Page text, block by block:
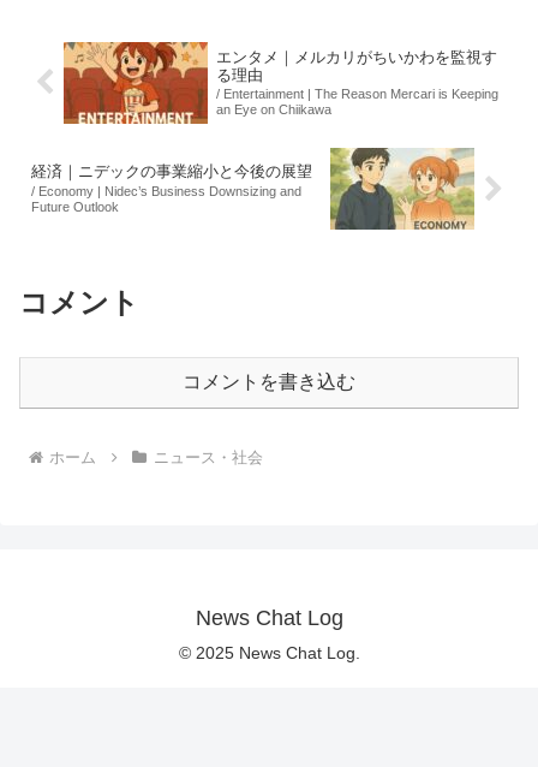
エンタメ｜メルカリがちいかわを監視す
る理由
/ Entertainment | The Reason Mercari is Keeping
an Eye on Chiikawa
経済｜ニデックの事業縮小と今後の展望
/ Economy | Nidec’s Business Downsizing and
Future Outlook
コメント
コメントを書き込む
ホーム ニュース・社会
News Chat Log
© 2025 News Chat Log.